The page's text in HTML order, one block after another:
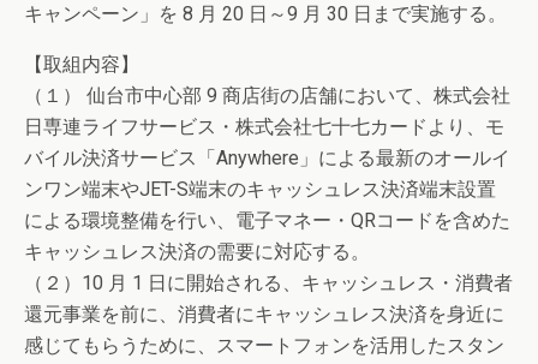
キャンペーン」を 8 月 20 日～9 月 30 日まで実施する。
【取組内容】
（１） 仙台市中心部 9 商店街の店舗において、株式会社
日専連ライフサービス・株式会社七十七カードより、モ
バイル決済サービス「Anywhere」による最新のオールイ
ンワン端末やJET-S端末のキャッシュレス決済端末設置
による環境整備を行い、電子マネー・QRコードを含めた
キャッシュレス決済の需要に対応する。
（２）10 月 1 日に開始される、キャッシュレス・消費者
還元事業を前に、消費者にキャッシュレス決済を身近に
感じてもらうために、スマートフォンを活用したスタン